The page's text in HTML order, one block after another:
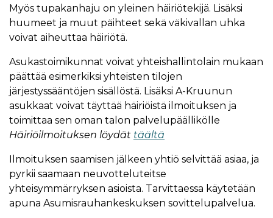
Myös tupakanhaju on yleinen häiriötekijä. Lisäksi
huumeet ja muut päihteet sekä väkivallan uhka
voivat aiheuttaa häiriötä.
Asukastoimikunnat voivat yhteishallintolain mukaan
päättää esimerkiksi yhteisten tilojen
järjestyssääntöjen sisällöstä. Lisäksi A-Kruunun
asukkaat voivat täyttää häiriöistä ilmoituksen ja
toimittaa sen oman talon palvelupäällikölle
Häiriöilmoituksen löydät täältä
Ilmoituksen saamisen jälkeen yhtiö selvittää asiaa, ja
pyrkii saamaan neuvotteluteitse
yhteisymmärryksen asioista. Tarvittaessa käytetään
apuna Asumisrauhankeskuksen sovittelupalvelua.